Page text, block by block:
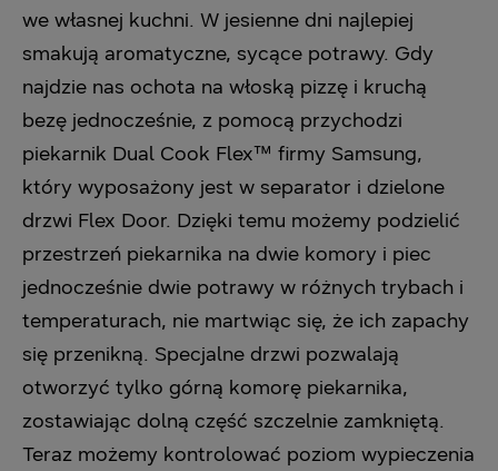
we własnej kuchni. W jesienne dni najlepiej
smakują aromatyczne, sycące potrawy. Gdy
najdzie nas ochota na włoską pizzę i kruchą
bezę jednocześnie, z pomocą przychodzi
piekarnik Dual Cook Flex™ firmy Samsung,
który wyposażony jest w separator i dzielone
drzwi Flex Door. Dzięki temu możemy podzielić
przestrzeń piekarnika na dwie komory i piec
jednocześnie dwie potrawy w różnych trybach i
temperaturach, nie martwiąc się, że ich zapachy
się przenikną. Specjalne drzwi pozwalają
otworzyć tylko górną komorę piekarnika,
zostawiając dolną część szczelnie zamkniętą.
Teraz możemy kontrolować poziom wypieczenia